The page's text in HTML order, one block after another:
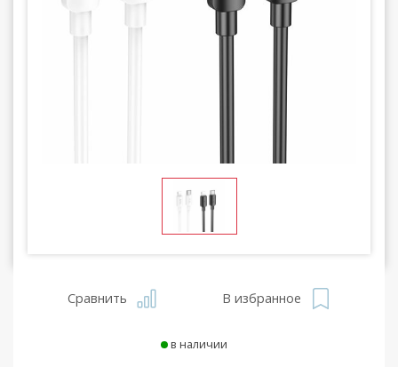
Сравнить В избранное
в наличии